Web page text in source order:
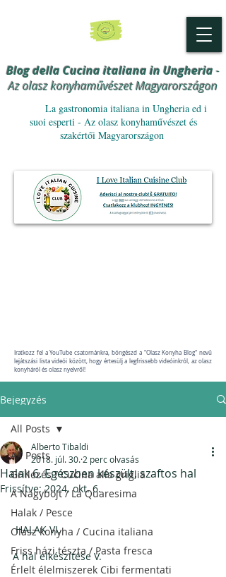
Blog della Cucina italiana in Ungheria-
Az olasz konyhaművészet Magyarországon
La gastronomia italiana in Ungheria ed i
suoi esperti - Az olasz konyhaművészet és
szakértői Magyarországon
Iratkozz fel a YouTube csatornánkra, böngészd a "Olasz Konyha Blog" nevű
lejátszási lista videói között, hogy értesülj a legfrissebb videóinkról, az olasz
konyháról és olasz nyelvről!
Bejegyzés
All Posts
Grillezés / Cucina alla griglia
A Nagyböjt / La Quaresima
Halak / Pesce
Olasz konyha / Cucina italiana
Friss házi tészta / Pasta fresca
Érlelt élelmiszerek Cibi fermentati
All Posts
Halak 6. Egészben készült, szaftos hal
Alberto Tibaldi
2018. júl. 30. 2 perc olvasás
Frissítve:2024. okt. 6.
HALAK VI.
A hal elkészítése V.